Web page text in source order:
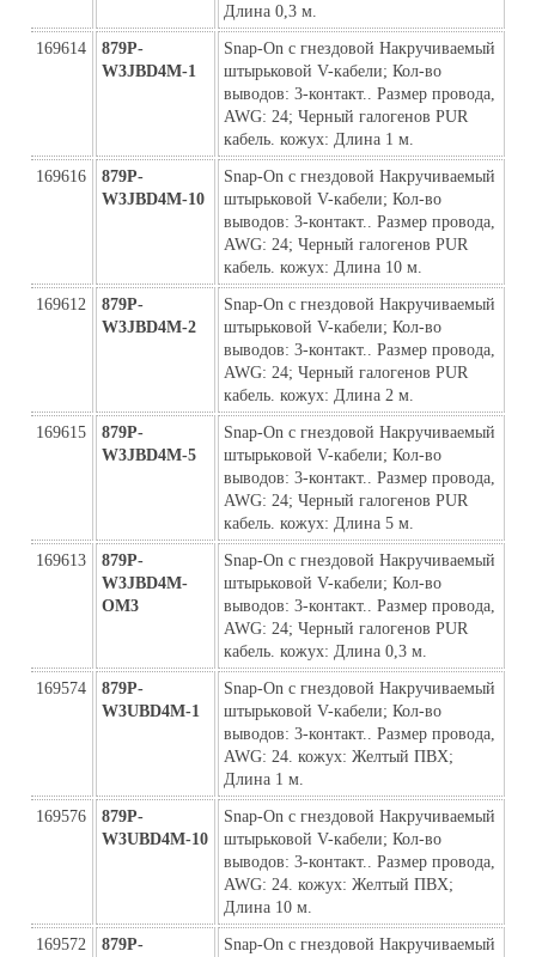
Длина 0,3 м.
169614
879P-
W3JBD4M-1
Snap-On с гнездовой Накручиваемый
штырьковой V-кабели; Кол-во
выводов: 3-контакт.. Размер провода,
AWG: 24; Черный галогенов PUR
кабель. кожух: Длина 1 м.
169616
879P-
W3JBD4M-10
Snap-On с гнездовой Накручиваемый
штырьковой V-кабели; Кол-во
выводов: 3-контакт.. Размер провода,
AWG: 24; Черный галогенов PUR
кабель. кожух: Длина 10 м.
169612
879P-
W3JBD4M-2
Snap-On с гнездовой Накручиваемый
штырьковой V-кабели; Кол-во
выводов: 3-контакт.. Размер провода,
AWG: 24; Черный галогенов PUR
кабель. кожух: Длина 2 м.
169615
879P-
W3JBD4M-5
Snap-On с гнездовой Накручиваемый
штырьковой V-кабели; Кол-во
выводов: 3-контакт.. Размер провода,
AWG: 24; Черный галогенов PUR
кабель. кожух: Длина 5 м.
169613
879P-
W3JBD4M-
ОМ3
Snap-On с гнездовой Накручиваемый
штырьковой V-кабели; Кол-во
выводов: 3-контакт.. Размер провода,
AWG: 24; Черный галогенов PUR
кабель. кожух: Длина 0,3 м.
169574
879P-
W3UBD4M-1
Snap-On с гнездовой Накручиваемый
штырьковой V-кабели; Кол-во
выводов: 3-контакт.. Размер провода,
AWG: 24. кожух: Желтый ПВХ;
Длина 1 м.
169576
879P-
W3UBD4M-10
Snap-On с гнездовой Накручиваемый
штырьковой V-кабели; Кол-во
выводов: 3-контакт.. Размер провода,
AWG: 24. кожух: Желтый ПВХ;
Длина 10 м.
169572
879P-
Snap-On с гнездовой Накручиваемый